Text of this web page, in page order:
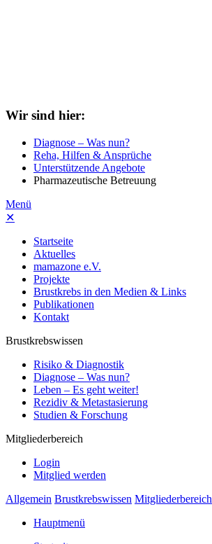
Wir sind hier:
Diagnose – Was nun?
Reha, Hilfen & Ansprüche
Unterstützende Angebote
Pharmazeutische Betreuung
Menü
✕
Startseite
Aktuelles
mamazone e.V.
Projekte
Brustkrebs in den Medien & Links
Publikationen
Kontakt
Brustkrebswissen
Risiko & Diagnostik
Diagnose – Was nun?
Leben – Es geht weiter!
Rezidiv & Metastasierung
Studien & Forschung
Mitgliederbereich
Login
Mitglied werden
Allgemein Brustkrebswissen Mitgliederbereich
Hauptmenü